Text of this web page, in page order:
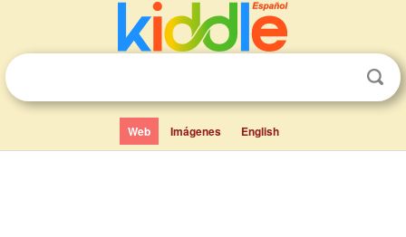
Web Imágenes English